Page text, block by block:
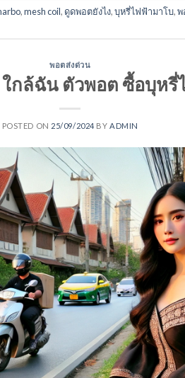
,mesh coil, ดูดพอตยังไง,บุหรี่ไฟฟ้ามาโบ,พ
พอตส่งด่วน
กล้ฉัน ตัวพอต ซื้อบุหรี่
POSTED ON 25/09/2024 BYADMIN